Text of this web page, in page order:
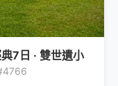
7日 · 雙世遺小